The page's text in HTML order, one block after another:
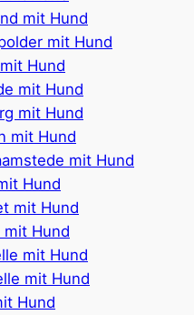
mit Hund
mit Hund
Hund
mit Hund
mit Hund
mit Hund
mit Hund
Hund
mit Hund
mit Hund
mit Hund
mit Hund
Hund
einem Urlaub in
Landal in